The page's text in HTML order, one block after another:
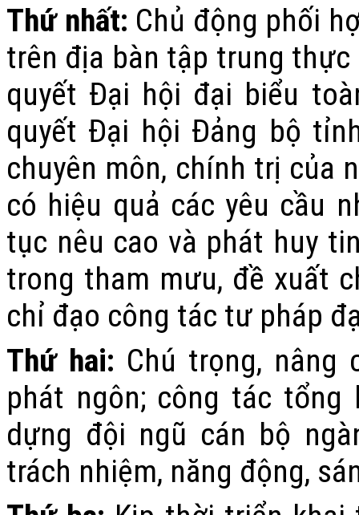
Thứ nhất: Chủ động phối
trên địa bàn tập trung
quyết Đại hội đại biểu
quyết Đại hội Đảng bộ
chuyên môn, chính trị của
có hiệu quả các yêu cầu
tục nêu cao và phát huy
trong tham mưu, đề xuất
chỉ đạo công tác tư pháp
Thứ hai: Chú trọng, nâng
phát ngôn; công tác tổng
dựng đội ngũ cán bộ
trách nhiệm, năng động,